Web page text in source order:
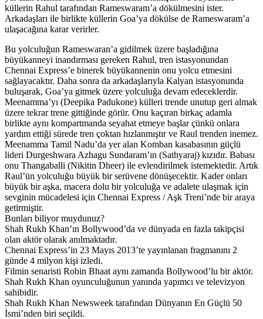
küllerin Rahul tarafından Rameswaram’a dökülmesini ister.
Arkadaşları ile birlikte küllerin Goa’ya dökülse de Rameswaram’a
ulaşacağına karar verirler.
Bu yolculuğun Rameswaran’a gidilmek üzere başladığına
büyükanneyi inandırması gereken Rahul, tren istasyonundan
Chennai Express’e binerek büyükannenin onu yolcu etmesini
sağlayacaktır. Daha sonra da arkadaşlarıyla Kalyan istasyonunda
buluşarak, Goa’ya gitmek üzere yolculuğa devam edeceklerdir.
Meenamma’yı (Deepika Padukone) külleri trende unutup geri almak
üzere tekrar trene gittiğinde görür. Onu kaçıran birkaç adamla
birlikte aynı kompartmanda seyahat etmeye başlar çünkü onlara
yardım ettiği sürede tren çoktan hızlanmıştır ve Raul trenden inemez.
Meenamma Tamil Nadu’da yer alan Komban kasabasının güçlü
lideri Durgeshwara Azhagu Sundaram’ın (Sathyaraj) kızıdır. Babası
onu Thangaballi (Nikitin Dheer) ile evlendirilmek istemektedir. Artık
Raul’ün yolculuğu büyük bir serüvene dönüşecektir. Kader onları
büyük bir aşka, macera dolu bir yolculuğa ve adalete ulaşmak için
sevginin mücadelesi için Chennai Express / Aşk Treni’nde bir araya
getirmiştir.
Bunları biliyor muydunuz?
Shah Rukh Khan’ın Bollywood’da ve dünyada en fazla takipçisi
olan aktör olarak anılmaktadır.
Chennai Express’in 23 Mayıs 2013’te yayınlanan fragmanını 2
günde 4 milyon kişi izledi.
Filmin senaristi Robin Bhaat aynı zamanda Bollywood’lu bir aktör.
Shah Rukh Khan oyunculuğunun yanında yapımcı ve televizyon
sahibidir.
Shah Rukh Khan Newsweek tarafından Dünyanın En Güçlü 50
İsmi’nden biri seçildi.